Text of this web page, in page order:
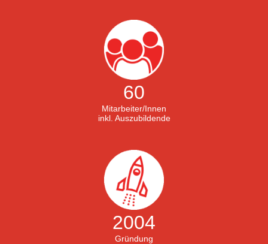
60
Mitarbeiter/Innen
inkl. Auszubildende
2004
Gründung